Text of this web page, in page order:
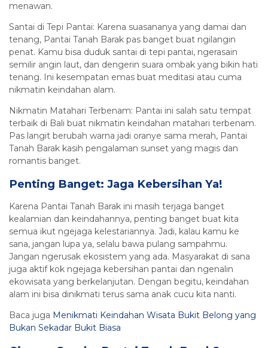
menawan.
Santai di Tepi Pantai: Karena suasananya yang damai dan
tenang, Pantai Tanah Barak pas banget buat ngilangin
penat. Kamu bisa duduk santai di tepi pantai, ngerasain
semilir angin laut, dan dengerin suara ombak yang bikin hati
tenang. Ini kesempatan emas buat meditasi atau cuma
nikmatin keindahan alam.
Nikmatin Matahari Terbenam: Pantai ini salah satu tempat
terbaik di Bali buat nikmatin keindahan matahari terbenam.
Pas langit berubah warna jadi oranye sama merah, Pantai
Tanah Barak kasih pengalaman sunset yang magis dan
romantis banget.
Penting Banget: Jaga Kebersihan Ya!
Karena Pantai Tanah Barak ini masih terjaga banget
kealamian dan keindahannya, penting banget buat kita
semua ikut ngejaga kelestariannya. Jadi, kalau kamu ke
sana, jangan lupa ya, selalu bawa pulang sampahmu.
Jangan ngerusak ekosistem yang ada. Masyarakat di sana
juga aktif kok ngejaga kebersihan pantai dan ngenalin
ekowisata yang berkelanjutan. Dengan begitu, keindahan
alam ini bisa dinikmati terus sama anak cucu kita nanti.
Baca juga Menikmati Keindahan Wisata Bukit Belong yang
Bukan Sekadar Bukit Biasa